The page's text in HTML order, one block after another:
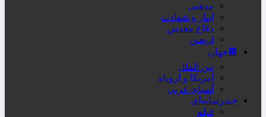
مذهبی
ایثار و شهادت
دفاع مقدس
اربعین
🟫جهان
بین الملل
آمریکا و اروپاه
آسیای غربی
چندرسانه‌ای
فیلم